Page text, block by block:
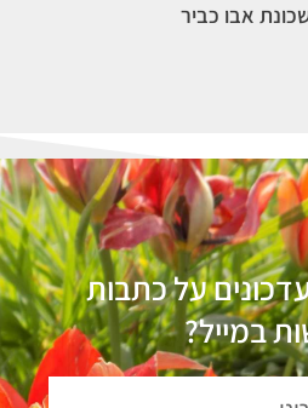
אבו כביר
על כתבות
במייל?